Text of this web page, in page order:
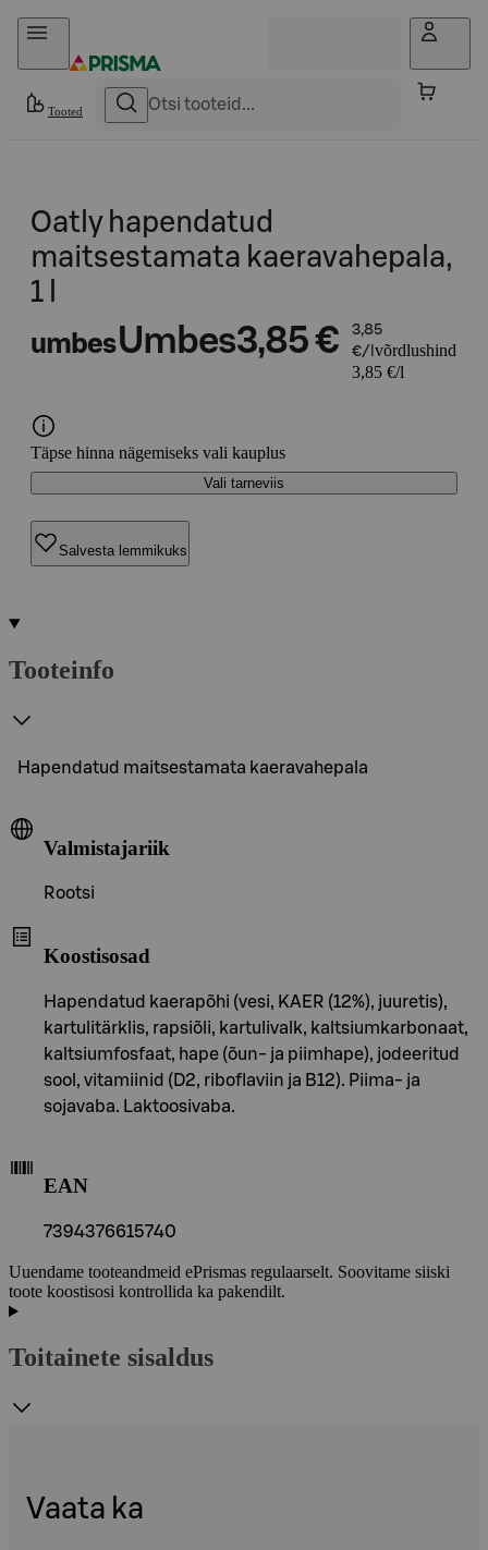
Otse sisu juurde
Tooted
Oatly hapendatud
maitsestamata kaeravahepala,
1 l
umbesUmbes3,85 €
3,85
€/l võrdlushind
3,85 €/l
Täpse hinna nägemiseks vali kauplus
Vali tarneviis
Salvesta lemmikuks
Tooteinfo
Hapendatud maitsestamata kaeravahepala
Valmistajariik
Rootsi
Koostisosad
Hapendatud kaerapõhi (vesi, KAER (12%), juuretis),
kartulitärklis, rapsiõli, kartulivalk, kaltsiumkarbonaat,
kaltsiumfosfaat, hape (õun- ja piimhape), jodeeritud
sool, vitamiinid (D2, riboflaviin ja B12). Piima- ja
sojavaba. Laktoosivaba.
EAN
7394376615740
Uuendame tooteandmeid ePrismas regulaarselt. Soovitame siiski
toote koostisosi kontrollida ka pakendilt.
Toitainete sisaldus
Vaata ka